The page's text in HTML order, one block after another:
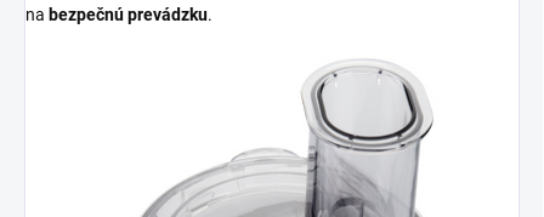
na bezpečnú prevádzku.